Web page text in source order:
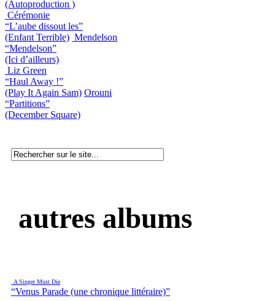
(Autoproduction )
Cérémonie
“L’aube dissout les”
(Enfant Terrible) Mendelson
“Mendelson”
(Ici d’ailleurs)
Liz Green
“Haul Away !”
(Play It Again Sam) Orouni
“Partitions”
(December Square)
autres albums
A Singer Must Die
“Venus Parade (une chronique littéraire)”